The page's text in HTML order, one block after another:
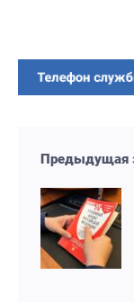
Предыдущая